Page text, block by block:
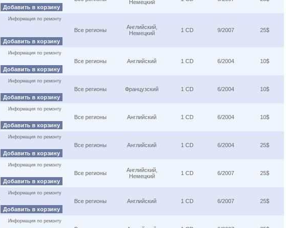
Добавить в корзину
Немецкий
Информация по ремонту
Добавить в корзину
Все регионы
Английский,
Немецкий
1 CD 9/2007 25$
Информация по ремонту
Добавить в корзину
Все регионы Английский 1 CD 6/2004 10$
Информация по ремонту
Добавить в корзину
Все регионы Французский 1 CD 6/2004 10$
Информация по ремонту
Добавить в корзину
Все регионы Английский 1 CD 6/2004 10$
Информация по ремонту
Добавить в корзину
Все регионы Английский 1 CD 6/2004 25$
Информация по ремонту
Добавить в корзину
Все регионы
Английский,
Немецкий
1 CD 6/2007 25$
Информация по ремонту
Добавить в корзину
Все регионы Английский 1 CD 6/2007 25$
Информация по ремонту